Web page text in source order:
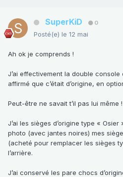
SuperKiD 0
Posté(e) le 12 mai
Ah ok je comprends !
J’ai effectivement la double console
affirmé que c’était d’origine, en
Peut-être ne savait t’il pas lui même !
J’ai les sièges d’origine type «
photo (avec jantes noires) mes
(acheté pour remplacer les sièges
l’arrière.
J’ai conservé les pare chocs